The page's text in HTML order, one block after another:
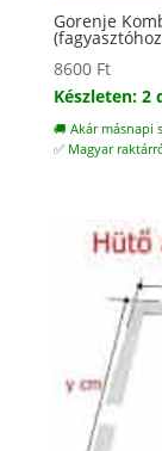
Gorenje
8600 Ft
Készleten: 2
🚚 Akár másnapi
✅ Magyar